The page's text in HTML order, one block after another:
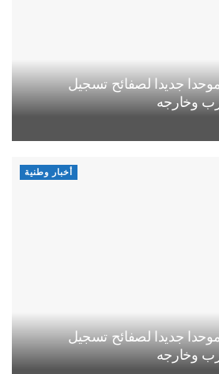
موحدا جديدا لصفائح تسجيل
وخارجه
أخبار وطنية
موحدا جديدا لصفائح تسجيل
وخارجه